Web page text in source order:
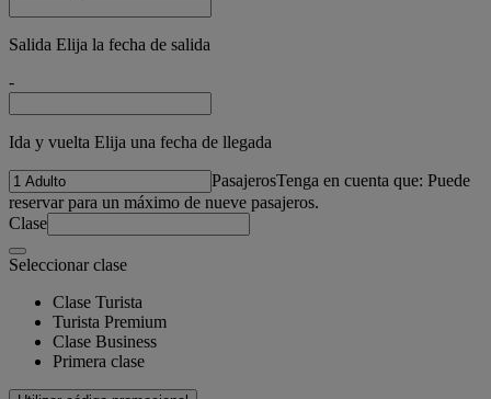
Salida Elija la fecha de salida
-
Ida y vuelta Elija una fecha de llegada
PasajerosTenga en cuenta que: Puede
reservar para un máximo de nueve pasajeros.
Clase
Seleccionar clase
Clase Turista
Turista Premium
Clase Business
Primera clase